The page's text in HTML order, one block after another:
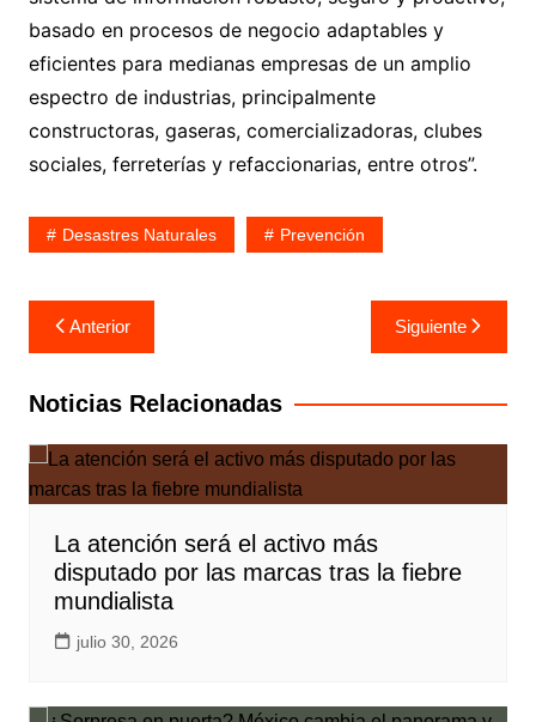
basado en procesos de negocio adaptables y
eficientes para medianas empresas de un amplio
espectro de industrias, principalmente
constructoras, gaseras, comercializadoras, clubes
sociales, ferreterías y refaccionarias, entre otros”.
Desastres Naturales Prevención
Navegación
de
entradas
Anterior Siguiente
Noticias Relacionadas
La atención será el activo más
disputado por las marcas tras la fiebre
mundialista
julio 30, 2026